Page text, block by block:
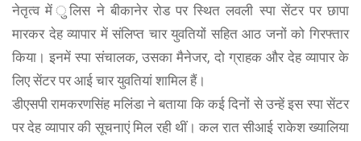
नेतृत्व में ुलिस ने बीकानेर रोड पर स्थित लवली स्पा सेंटर पर छापा
मारकर देह व्यापार में संलिप्त चार युवतियों सहित आठ जनों को गिरफ्तार
किया। इनमें स्पा संचालक, उसका मैनेजर, दो ग्राहक और देह व्यापार के
लिए सेंटर पर आई चार युवतियां शामिल हैं।
डीएसपी रामकरणसिंह मलिंडा ने बताया कि कई दिनों से उन्हें इस स्पा सेंटर
पर देह व्यापार की सूचनाएं मिल रही थीं। कल रात सीआई राकेश ख्यालिया